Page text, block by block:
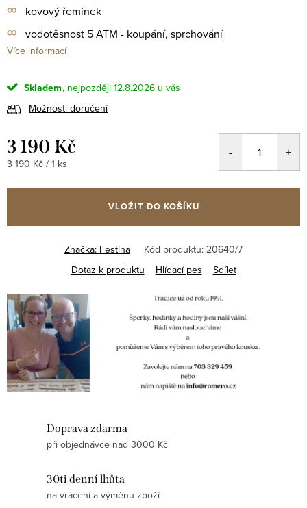
∞ kovový řemínek
∞ vodotěsnost 5 ATM - koupání, sprchování
Více informací
Skladem
12.8.2026
Možnosti doručení
3 190 Kč
Měrná
3 190 Kč / 1 ks
VLOŽIT DO KOŠÍKU
Značka: Festina Kód produktu: 20640/7
Dotaz k produktu
Hlídací pes Sdílet
Doprava zdarma
při objednávce nad 3000 Kč
30ti denní lhůta
na vrácení a výměnu zboží